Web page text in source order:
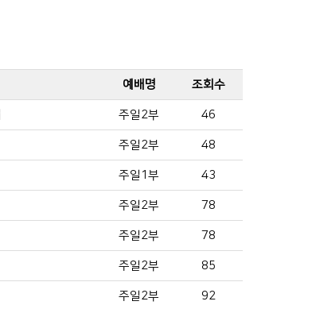
예배명 조회수
주일2부 46
주일2부 48
주일1부 43
주일2부 78
주일2부 78
주일2부 85
주일2부 92